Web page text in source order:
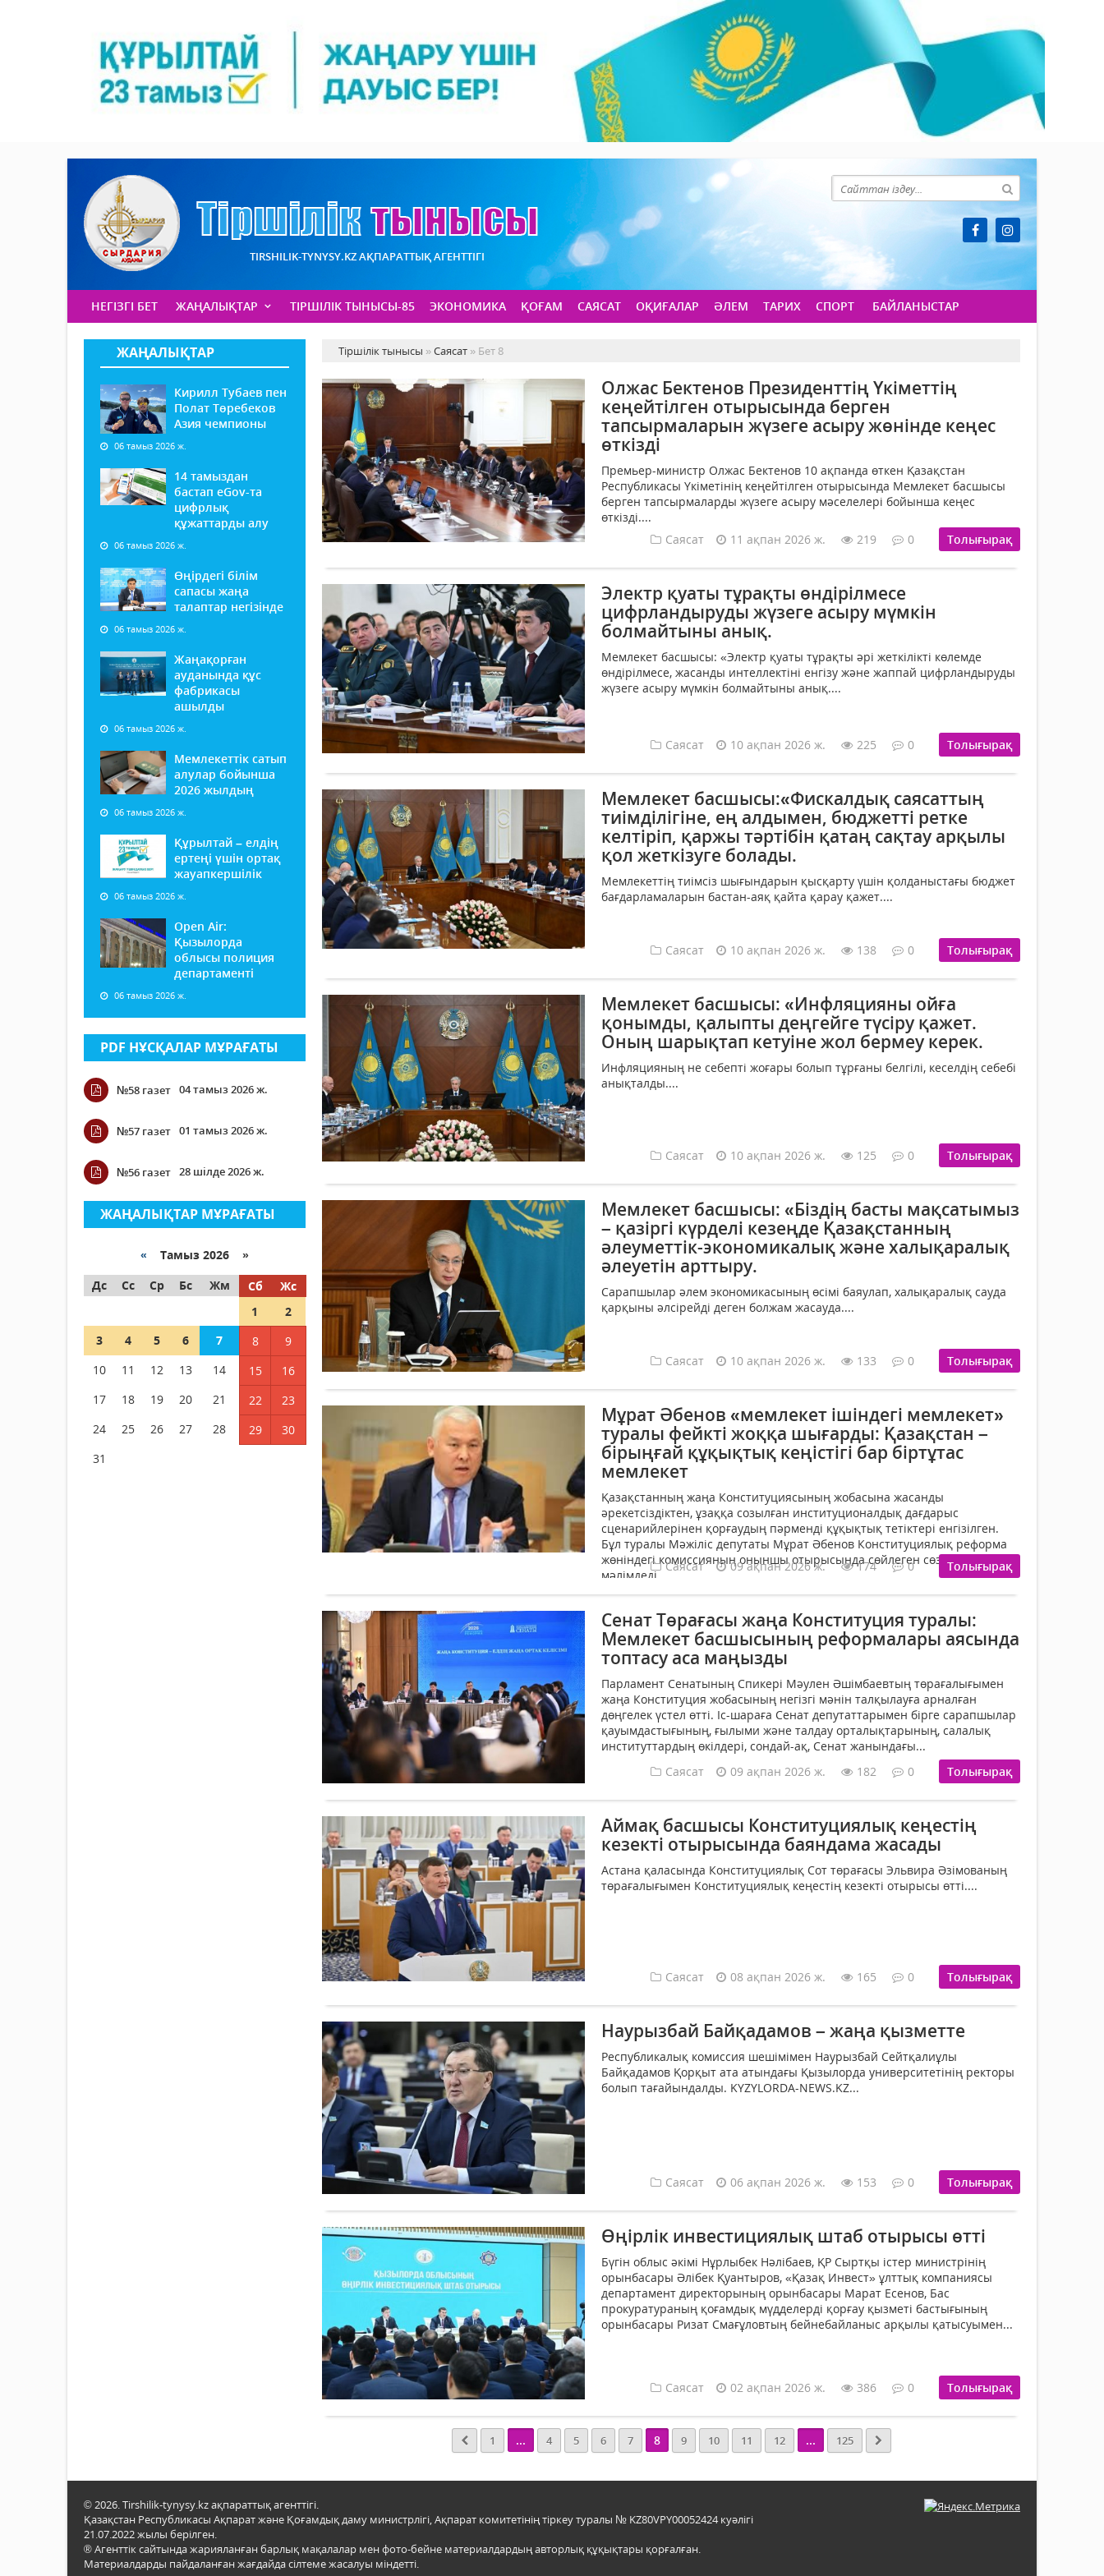
TIRSHILIK-TYNYSY.KZ АҚПАРАТТЫҚ АГЕНТТІГІ
НЕГІЗГІ БЕТ ЖАҢАЛЫҚТАР ТІРШІЛІК ТЫНЫСЫ-85 ЭКОНОМИКА ҚОҒАМ САЯСАТ ОҚИҒАЛАР ӘЛЕМ ТАРИХ СПОРТ БАЙЛАНЫСТАР
ЖАҢАЛЫҚТАР
Кирилл Тубаев пен
Полат Төребеков
Азия чемпионы
06 тамыз 2026 ж.
14 тамыздан
бастап еGov-та
цифрлық
құжаттарды алу
06 тамыз 2026 ж.
Өңірдегі білім
сапасы жаңа
талаптар негізінде
06 тамыз 2026 ж.
Жаңақорған
ауданында құс
фабрикасы
ашылды
06 тамыз 2026 ж.
Мемлекеттік сатып
алулар бойынша
2026 жылдың
06 тамыз 2026 ж.
Құрылтай – елдің
ертеңі үшін ортақ
жауапкершілік
06 тамыз 2026 ж.
Open Air:
Қызылорда
облысы полиция
департаменті
06 тамыз 2026 ж.
PDF НҰСҚАЛАР МҰРАҒАТЫ
№58 газет 04 тамыз 2026 ж.
№57 газет 01 тамыз 2026 ж.
№56 газет 28 шілде 2026 ж.
ЖАҢАЛЫҚТАР МҰРАҒАТЫ
« Тамыз 2026 »
Дс
Сс Ср Бс Жм Сб
Жс
1
2
3
4 5 6 7 8
9
10
11 12 13 14 15
16
17
18 19 20 21 22
23
24
25 26 27 28 29
30
31
Тіршілік тынысы »Саясат » Бет 8
Олжас Бектенов Президенттің Үкіметтің
кеңейтілген отырысында берген
тапсырмаларын жүзеге асыру жөнінде кеңес
өткізді
Премьер-министр Олжас Бектенов 10 ақпанда өткен Қазақстан
Республикасы Үкіметінің кеңейтілген отырысында Мемлекет басшысы
берген тапсырмаларды жүзеге асыру мәселелері бойынша кеңес
өткізді....
Саясат
11 ақпан 2026 ж. 219 0 Толығырақ
Электр қуаты тұрақты өндірілмесе
цифрландыруды жүзеге асыру мүмкін
болмайтыны анық.
Мемлекет басшысы: «Электр қуаты тұрақты әрі жеткілікті көлемде
өндірілмесе, жасанды интеллектіні енгізу және жаппай цифрландыруды
жүзеге асыру мүмкін болмайтыны анық....
Саясат 10 ақпан 2026 ж. 225 0 Толығырақ
Мемлекет басшысы:«Фискалдық саясаттың
тиімділігіне, ең алдымен, бюджетті ретке
келтіріп, қаржы тәртібін қатаң сақтау арқылы
қол жеткізуге болады.
Мемлекеттің тиімсіз шығындарын қысқарту үшін қолданыстағы бюджет
бағдарламаларын бастан-аяқ қайта қарау қажет....
Саясат 10 ақпан 2026 ж. 138 0 Толығырақ
Мемлекет басшысы: «Инфляцияны ойға
қонымды, қалыпты деңгейге түсіру қажет.
Оның шарықтап кетуіне жол бермеу керек.
Инфляцияның не себепті жоғары болып тұрғаны белгілі, кеселдің себебі
анықталды....
Саясат 10 ақпан 2026 ж. 125 0 Толығырақ
Мемлекет басшысы: «Біздің басты мақсатымыз
– қазіргі күрделі кезеңде Қазақстанның
әлеуметтік-экономикалық және халықаралық
әлеуетін арттыру.
Сарапшылар әлем экономикасының өсімі баяулап, халықаралық сауда
қарқыны әлсірейді деген болжам жасауда....
Саясат 10 ақпан 2026 ж. 133 0 Толығырақ
Мұрат Әбенов «мемлекет ішіндегі мемлекет»
туралы фейкті жоққа шығарды: Қазақстан –
бірыңғай құқықтық кеңістігі бар біртұтас
мемлекет
Қазақстанның жаңа Конституциясының жобасына жасанды
әрекетсіздіктен, ұзаққа созылған институционалдық дағдарыс
сценарийлерінен қорғаудың пәрменді құқықтық тетіктері енгізілген.
Бұл туралы Мәжіліс депутаты Мұрат Әбенов Конституциялық реформа
жөніндегі комиссияның оныншы отырысында сөйлеген сөзінде
мәлімдеді....
Саясат 09 ақпан 2026 ж. 174 0 Толығырақ
Сенат Төрағасы жаңа Конституция туралы:
Мемлекет басшысының реформалары аясында
топтасу аса маңызды
Парламент Сенатының Спикері Мәулен Әшімбаевтың төрағалығымен
жаңа Конституция жобасының негізгі мәнін талқылауға арналған
дөңгелек үстел өтті. Іс-шараға Сенат депутаттарымен бірге сарапшылар
қауымдастығының, ғылыми және талдау орталықтарының, салалық
институттардың өкілдері, сондай-ақ, Сенат жанындағы...
Саясат
09 ақпан 2026 ж. 182 0 Толығырақ
Аймақ басшысы Конституциялық кеңестің
кезекті отырысында баяндама жасады
Астана қаласында Конституциялық Сот төрағасы Эльвира Әзімованың
төрағалығымен Конституциялық кеңестің кезекті отырысы өтті....
Саясат 08 ақпан 2026 ж. 165 0 Толығырақ
Наурызбай Байқадамов – жаңа қызметте
Республикалық комиссия шешімімен Наурызбай Сейтқалиұлы
Байқадамов Қорқыт ата атындағы Қызылорда университетінің ректоры
болып тағайындалды. KYZYLORDA-NEWS.KZ...
Саясат 06 ақпан 2026 ж. 153 0 Толығырақ
Өңірлік инвестициялық штаб отырысы өтті
Бүгін облыс әкімі Нұрлыбек Нәлібаев, ҚР Сыртқы істер министрінің
орынбасары Әлібек Қуантыров, «Қазақ Инвест» ұлттық компаниясы
департамент директорының орынбасары Марат Есенов, Бас
прокуратураның қоғамдық мүдделерді қорғау қызметі бастығының
орынбасары Ризат Смағұловтың бейнебайланыс арқылы қатысуымен...
Саясат 02 ақпан 2026 ж. 386 0 Толығырақ
1 ... 4 5 6 7 8 9 10 11 12 ... 125
© 2026. Tirshilik-tynysy.kz ақпараттық агенттігі.
Қазақстан Республикасы Ақпарат және Қоғамдық даму министрлігі, Ақпарат комитетінің тіркеу туралы № KZ80VPY00052424 куәлігі
21.07.2022 жылы берілген.
® Агенттік сайтында жарияланған барлық мақалалар мен фото-бейне материалдардың авторлық құқықтары қорғалған.
Материалдарды пайдаланған жағдайда сілтеме жасалуы міндетті.